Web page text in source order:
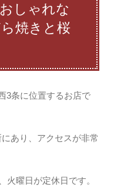
しゃれな
焼きと桜
3条に位置するお店で
あり、アクセスが非常
火曜日が定休日です。